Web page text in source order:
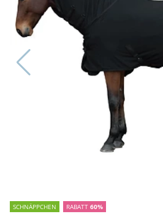
SCHNÄPPCHEN RABATT 60%